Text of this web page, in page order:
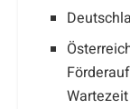
Wartezeit